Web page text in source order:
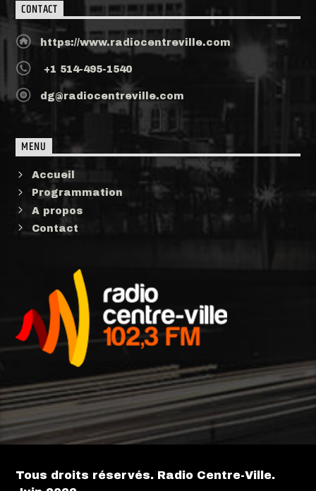
CONTACT
https://www.radiocentreville.com
+1 514-495-1540
dg@radiocentreville.com
MENU
Accueil
Programmation
A propos
Contact
Tous droits réservés. Radio Centre-Ville.